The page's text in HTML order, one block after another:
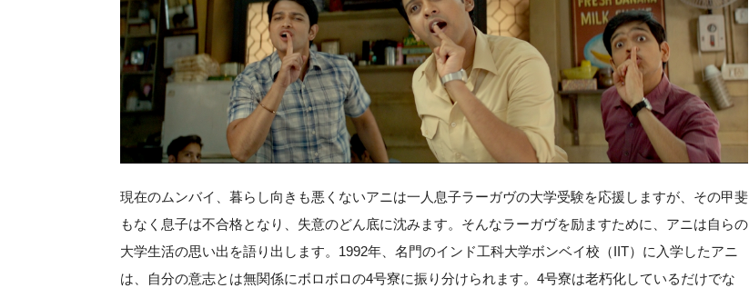
現在のムンバイ、暮らし向きも悪くないアニは一人息子ラーガヴの大学受験を応援しますが、その甲斐
もなく息子は不合格となり、失意のどん底に沈みます。そんなラーガヴを励ますために、アニは自らの
大学生活の思い出を語り出します。1992年、名門のインド工科大学ボンベイ校（IIT）に入学したアニ
は、自分の意志とは無関係にボロボロの4号寮に振り分けられます。4号寮は老朽化しているだけでな